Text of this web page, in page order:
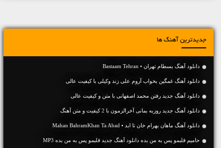
جدیدترین آهنگ ها
دانلود آهنگ بسطام تهران • Bastaam Tehran
دانلود آهنگ غمگین بخواب آروم علی زند وکیلی با کیفیت عالی
دانلود آهنگ جديد رفتن محمد اصفهانی با متن و کیفیت عالی
دانلود آهنگ جديد روزبه بمانی آخرالزمون با 2 کیفیت و متن آهنگ
دانلود آهنگ ماهان بهرام خان تا ابد • Mahan BahramKhan Ta Abad
حامیم قلبمو پس به من بده دانلود آهنگ جدید قلبمو پس به من بده MP3